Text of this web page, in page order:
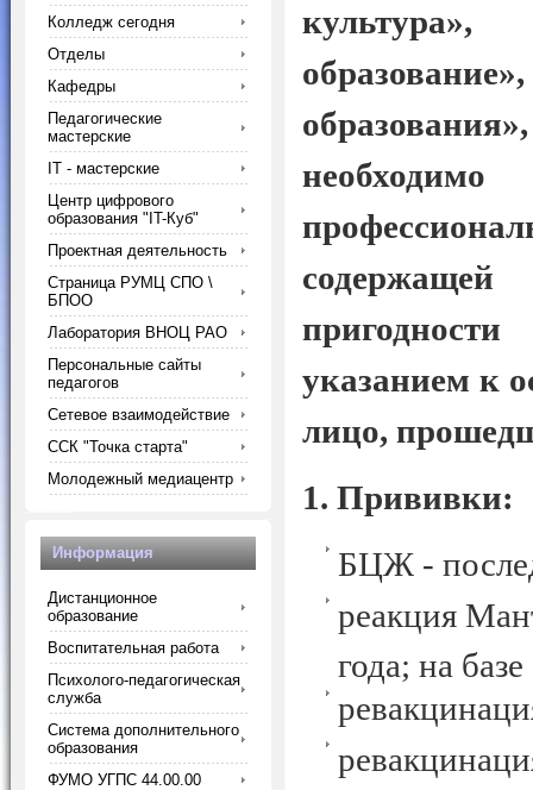
указанием к
лицо,
1. Прививки:
БЦЖ -
реакция
года; на
Колледж сегодня
Отделы
Кафедры
Педагогические
мастерские
IT - мастерские
Центр цифрового
образования "IT-Куб"
Проектная деятельность
Страница РУМЦ СПО \
БПОО
Лаборатория ВНОЦ РАО
Персональные сайты
педагогов
Сетевое взаимодействие
ССК "Точка старта"
Молодежный медиацентр
Информация
Дистанционное
образование
Воспитательная работа
Психолого-педагогическая
служба
Система дополнительного
образования
ФУМО УГПС 44.00.00